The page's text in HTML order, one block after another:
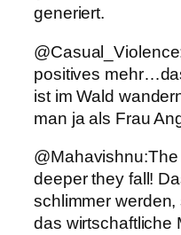
generiert.
positives
ist im Wald
man ja als Frau
deeper they fall!
schlimmer
das wirtschaftliche